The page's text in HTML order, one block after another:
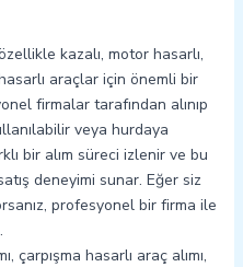
kazalı, motor hasarlı,
araçlar için önemli bir
firmalar tarafından alınıp
veya hurdaya
bir alım süreci izlenir ve bu
deneyimi sunar. Eğer siz
profesyonel bir firma ile
çarpışma hasarlı araç alımı,